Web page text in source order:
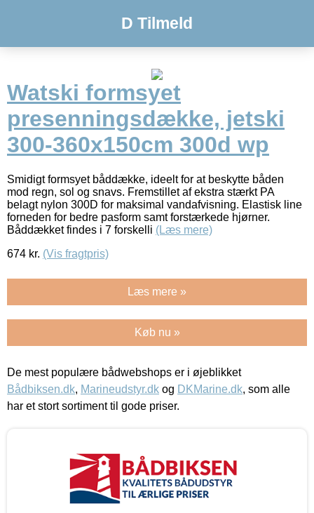
D Tilmeld
Watski formsyet
presenningsdække, jetski
300-360x150cm 300d wp
Smidigt formsyet båddække, ideelt for at beskytte båden
mod regn, sol og snavs. Fremstillet af ekstra stærkt PA
belagt nylon 300D for maksimal vandafvisning. Elastisk line
forneden for bedre pasform samt forstærkede hjørner.
Båddækket findes i 7 forskelli (Læs mere)
674 kr. (Vis fragtpris)
Læs mere »
Køb nu »
De mest populære bådwebshops er i øjeblikket
Bådbiksen.dk, Marineudstyr.dk og DKMarine.dk, som alle
har et stort sortiment til gode priser.